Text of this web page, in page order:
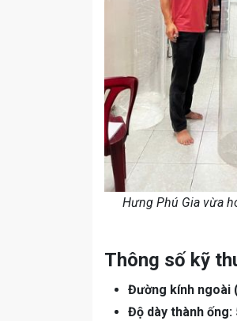
Hưng Phú Gia vừa
Thông số kỹ
Đường kính ngoài
Độ dày thành ống: